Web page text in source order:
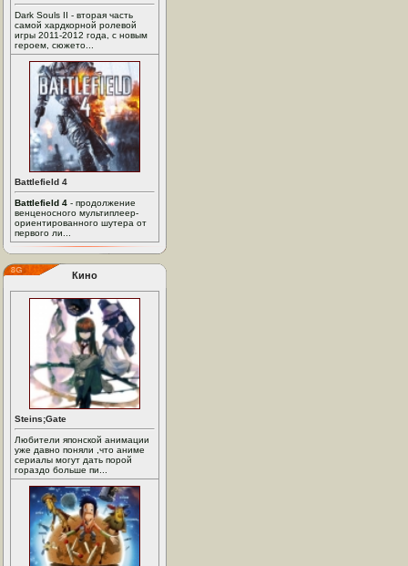
Dark Souls II - вторая часть
самой хардкорной ролевой
игры 2011-2012 года, с новым
героем, сюжето...
Battlefield 4
Battlefield 4 - продолжение
венценосного мультиплеер-
ориентированного шутера от
первого ли...
Кино
Steins;Gate
Любители японской анимации
уже давно поняли ,что аниме
сериалы могут дать порой
гораздо больше пи...